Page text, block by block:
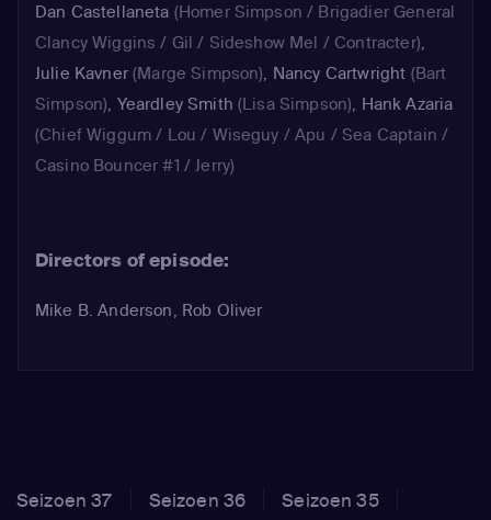
Dan Castellaneta (Homer Simpson / Brigadier General
Clancy Wiggins / Gil / Sideshow Mel / Contracter),
Julie Kavner(Marge Simpson), Nancy Cartwright (Bart
Simpson), Yeardley Smith (Lisa Simpson), Hank Azaria
(Chief Wiggum / Lou / Wiseguy / Apu / Sea Captain /
Casino Bouncer #1 / Jerry)
Directors of episode:
Mike B. Anderson, Rob Oliver
Seizoen 37 Seizoen 36
Seizoen 35